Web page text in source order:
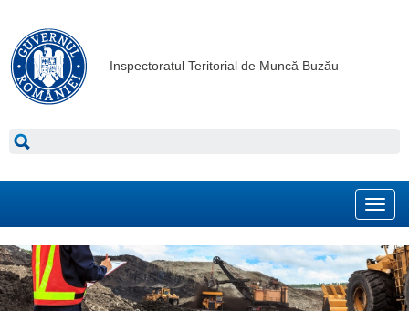
Inspectoratul Teritorial de Muncă Buzău